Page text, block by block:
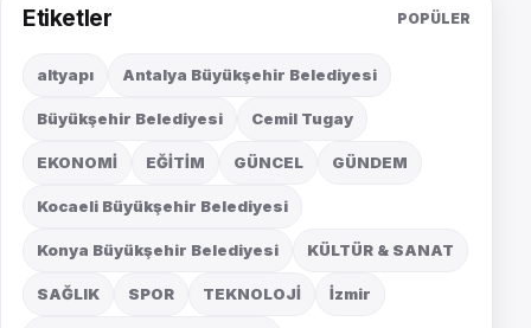
Etiketler POPÜLER
altyapı Antalya Büyükşehir Belediyesi
Büyükşehir Belediyesi Cemil Tugay
EKONOMİ EĞİTİM GÜNCEL GÜNDEM
Kocaeli Büyükşehir Belediyesi
Konya Büyükşehir Belediyesi KÜLTÜR & SANAT
SAĞLIK SPOR TEKNOLOJİ İzmir